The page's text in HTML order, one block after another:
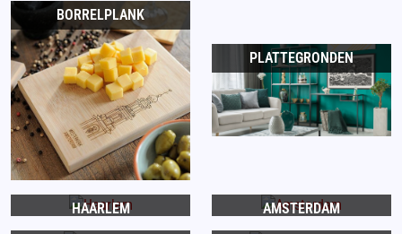
BORRELPLANK
PLATTEGRONDEN
HAARLEM AMSTERDAM